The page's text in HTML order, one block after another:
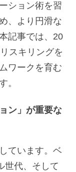
ション術を習
、より円滑な
記事では、20
スキリングを
ワークを育む
。
ン」が重要な
ています。ベ
世代、そして